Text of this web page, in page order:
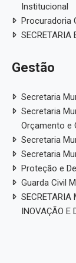
Institucional
Procuradoria
SECRETARIA
Gestão
Secretaria
Secretaria
Orçamento e
Secretaria
Secretaria
Proteção e
Guarda Civil
SECRETARIA
INOVAÇÃO E